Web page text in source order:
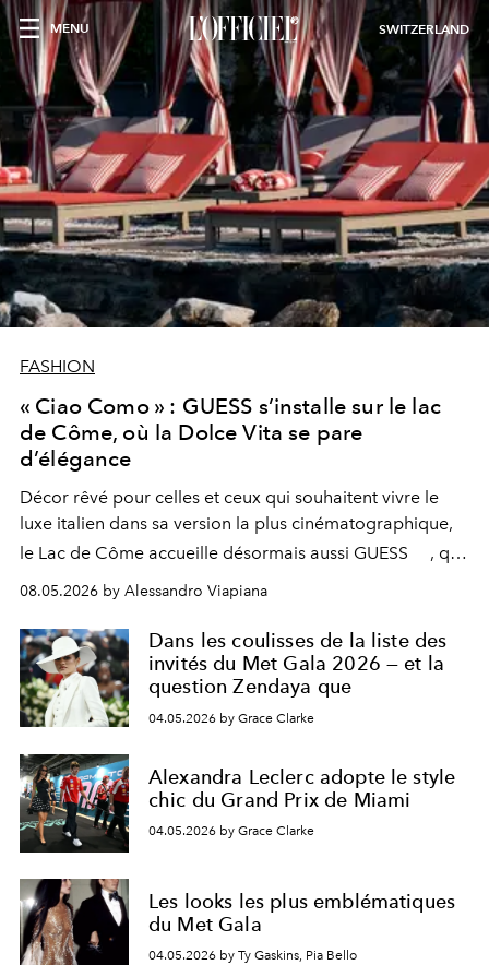
MENU SWITZERLAND
FASHION
« Ciao Como » : GUESS s’installe sur le lac
de Côme, où la Dolce Vita se pare
d’élégance
Décor rêvé pour celles et ceux qui souhaitent vivre le
luxe italien dans sa version la plus cinématographique,
le Lac de Côme accueille désormais aussi GUESS
, qui
signe un takeover entre boutiques, hôtels, bateaux et
fragrances. L’une des opérations de style les plus
réussies de la saison.
08.05.2026 by Alessandro Viapiana
Dans les coulisses de la liste des
invités du Met Gala 2026 — et la
question Zendaya que
04.05.2026 by Grace Clarke
Alexandra Leclerc adopte le style
chic du Grand Prix de Miami
04.05.2026 by Grace Clarke
Les looks les plus emblématiques
du Met Gala
04.05.2026 by Ty Gaskins, Pia Bello